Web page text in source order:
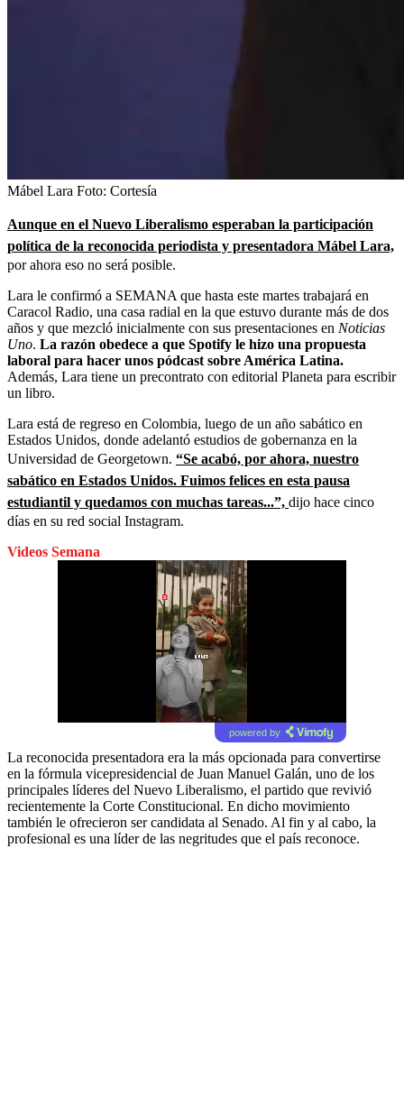
Mábel Lara Foto: Cortesía
Aunque en el Nuevo Liberalismo esperaban la participación
política de la reconocida periodista y presentadora Mábel Lara,
por ahora eso no será posible.
Lara le confirmó a SEMANA que hasta este martes trabajará en
Caracol Radio, una casa radial en la que estuvo durante más de dos
años y que mezcló inicialmente con sus presentaciones en Noticias
Uno. La razón obedece a que Spotify le hizo una propuesta
laboral para hacer unos pódcast sobre América Latina.
Además, Lara tiene un precontrato con editorial Planeta para escribir
un libro.
Lara está de regreso en Colombia, luego de un año sabático en
Estados Unidos, donde adelantó estudios de gobernanza en la
Universidad de Georgetown. “Se acabó, por ahora, nuestro
sabático en Estados Unidos. Fuimos felices en esta pausa
estudiantil y quedamos con muchas tareas...”, dijo hace cinco
días en su red social Instagram.
Videos Semana
powered by
La reconocida presentadora era la más opcionada para convertirse
en la fórmula vicepresidencial de Juan Manuel Galán, uno de los
principales líderes del Nuevo Liberalismo, el partido que revivió
recientemente la Corte Constitucional. En dicho movimiento
también le ofrecieron ser candidata al Senado. Al fin y al cabo, la
profesional es una líder de las negritudes que el país reconoce.